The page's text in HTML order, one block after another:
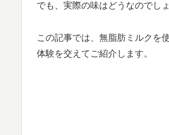
でも、実際の味はどうなのでし
この記事では、無脂肪ミルクを
体験を交えてご紹介します。